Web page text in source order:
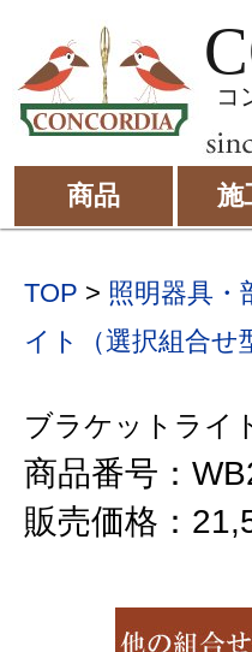
コ
商品 施
TOP > 照明器具・
イト（選択組合せ
ブラケットライ
商品番号：
販売価格：